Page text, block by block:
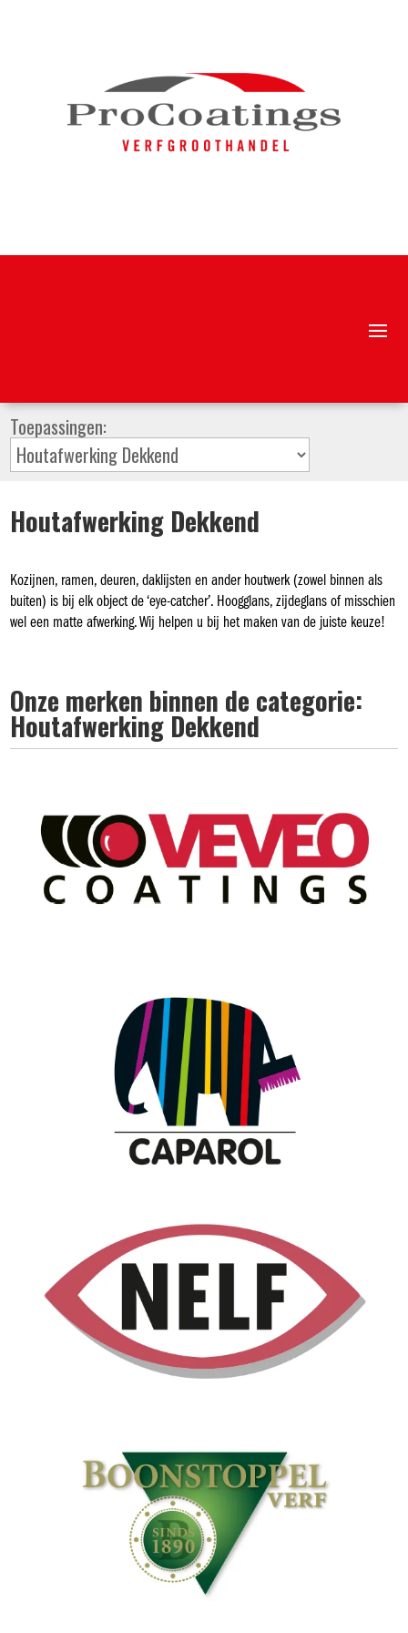
Toepassingen:
Houtafwerking Dekkend
Kozijnen, ramen, deuren, daklijsten en ander houtwerk (zowel binnen als
buiten) is bij elk object de ‘eye-catcher’. Hoogglans, zijdeglans of misschien
wel een matte afwerking. Wij helpen u bij het maken van de juiste keuze!
Onze merken binnen de categorie:
Houtafwerking Dekkend